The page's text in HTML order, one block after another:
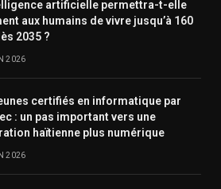
artificielle permettra-t-elle
aux humains de vivre jusqu’à 160
2035 ?
2026
certifiés en informatique par
: un pas important vers une
haïtienne plus numérique
2026